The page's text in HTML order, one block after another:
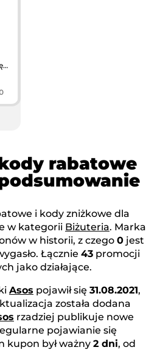
rabatowe
i kody zniżkowe dla
w kategorii Biżuteria. Marka
w historii, z czego 0 jest
Łącznie 43 promocji
jako działające.
Asos pojawił się 31.08.2021,
została dodana
rzadziej publikuje nowe
pojawianie się
kupon był ważny 2 dni, od